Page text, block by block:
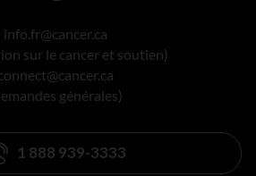
info.fr@cancer.ca
sur le cancer et soutien)
générales)
1 888 939-3333